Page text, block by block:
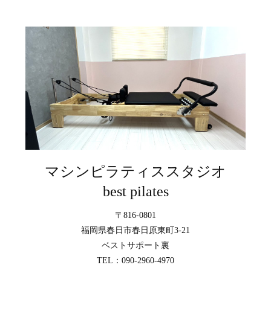
マシンピラティススタジオ
best pilates
〒816-0801
福岡県春日市春日原東町3-21
ベストサポート裏
TEL：090-2960-4970